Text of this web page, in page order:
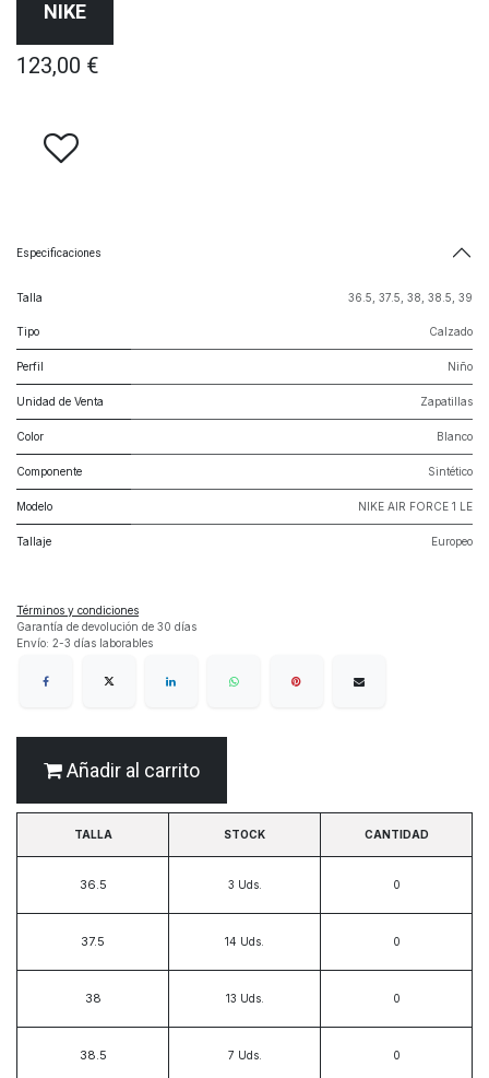
NIKE
123,00 €
Especificaciones
Talla 36.5 37.5 38 38.5 39
Tipo Calzado
Perfil Niño
Unidad de Venta Zapatillas
Color Blanco
Componente Sintético
Modelo NIKE AIR FORCE 1 LE
Tallaje Europeo
Términos y condiciones
Garantía de devolución de 30 días
Envío: 2-3 días laborables
Añadir al carrito
TALLA STOCK CANTIDAD
36.5 3 Uds.
37.5 14 Uds.
38 13 Uds.
38.5 7 Uds.